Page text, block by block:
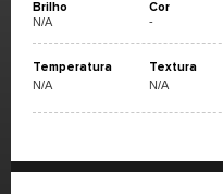
Brilho Cor
N/A -
Temperatura Textura
N/A N/A